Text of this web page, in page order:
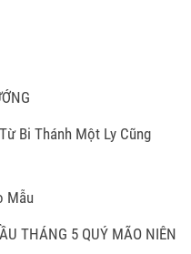
Bi Thánh Một Ly Cũng
Mẫu
THÁNG 5 QUÝ MÃO NIÊN